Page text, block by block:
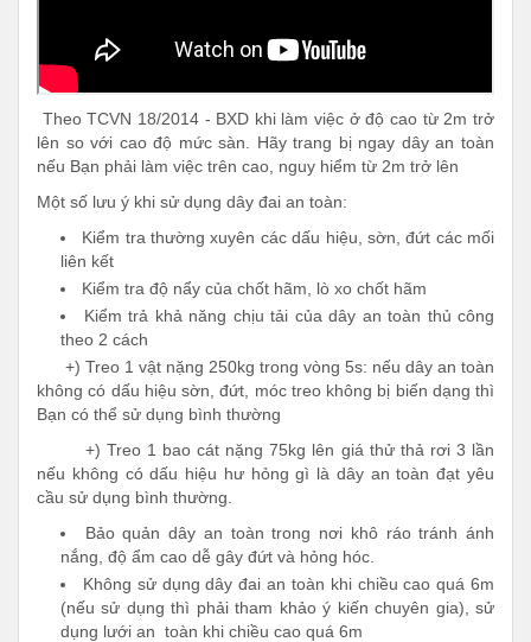
Theo TCVN 18/2014 - BXD khi làm việc ở độ cao từ 2m trở
lên so với cao độ mức sàn. Hãy trang bị ngay dây an toàn
nếu Bạn phải làm việc trên cao, nguy hiểm từ 2m trở lên
Một số lưu ý khi sử dụng dây đai an toàn:
Kiểm tra thường xuyên các dấu hiệu, sờn, đứt các mối
liên kết
Kiểm tra độ nẩy của chốt hãm, lò xo chốt hãm
Kiểm trả khả năng chịu tải của dây an toàn thủ công
theo 2 cách
+) Treo 1 vật nặng 250kg trong vòng 5s: nếu dây an toàn
không có dấu hiệu sờn, đứt, móc treo không bị biến dạng thì
Bạn có thể sử dụng bình thường
+) Treo 1 bao cát nặng 75kg lên giá thử thả rơi 3 lần
nếu không có dấu hiệu hư hỏng gì là dây an toàn đạt yêu
cầu sử dụng bình thường.
Bảo quản dây an toàn trong nơi khô ráo tránh ánh
nắng, độ ẩm cao dễ gây đứt và hỏng hóc.
Không sử dụng dây đai an toàn khi chiều cao quá 6m
(nếu sử dụng thì phải tham khảo ý kiến chuyên gia), sử
dụng lưới an toàn khi chiều cao quá 6m